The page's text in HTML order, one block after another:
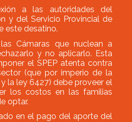
a las autoridades del
y del Servicio Provincial de
este desatino.
Cámaras que nuclean a
y no aplicarlo. Esta
el SPEP atenta contra
(que por imperio de la
la ley 6427) debe proveer el
los costos en las familias
optar.
en el pago del aporte del